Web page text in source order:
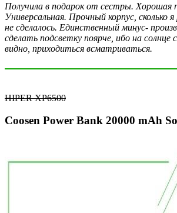
Получила в подарок от сестры. Хорошая
Универсальная. Прочный корпус, сколько
не сделалось. Единственный минус-
сделать подсветку поярче, ибо на солнце
видно, приходиться всматриваться.
HIPER XP6500
Coosen Power Bank 20000 mAh